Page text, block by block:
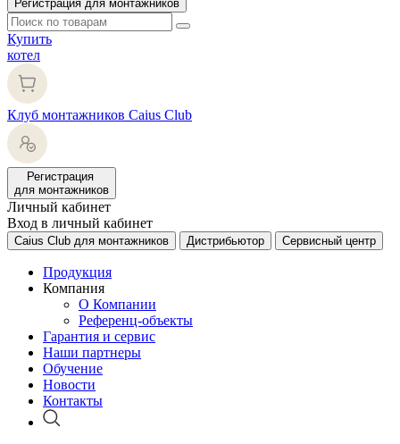
Регистрация для монтажников
Купить
котел
Клуб монтажников Caius Club
Регистрация
для монтажников
Личный кабинет
Вход в личный кабинет
Caius Club для монтажников Дистрибьютор Сервисный центр
Продукция
Компания
О Компании
Референц-объекты
Гарантия и сервис
Наши партнеры
Обучение
Новости
Контакты